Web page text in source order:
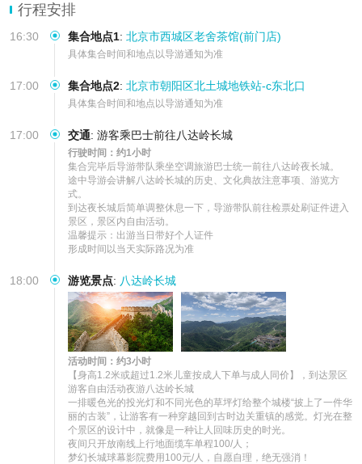
行程安排
16:30 集合地点1: 北京市西城区老舍茶馆(前门店)
具体集合时间和地点以导游通知为准
17:00 集合地点2: 北京市朝阳区北土城地铁站-c东北口
具体集合时间和地点以导游通知为准
17:00 交通: 游客乘巴士前往八达岭长城
行驶时间：约1小时
集合完毕后导游带队乘坐空调旅游巴士统一前往八达岭夜长城。
途中导游会讲解八达岭长城的历史、文化典故注意事项、游览方
式。
到达夜长城后简单调整休息一下，导游带队前往检票处刷证件进入
景区，景区内自由活动。
温馨提示：出游当日带好个人证件
形成时间以当天实际路况为准
18:00 游览景点: 八达岭长城
活动时间：约3小时
【身高1.2米或超过1.2米儿童按成人下单与成人同价】，到达景区
游客自由活动夜游八达岭长城
一排暖色光的投光灯和不同光色的草坪灯给整个城楼“披上了一件华
丽的古装”，让游客有一种穿越回到古时边关重镇的感觉。灯光在整
个景区的设计中，就像是一种让人回味历史的时光。
夜间只开放南线上行地面缆车单程100/人；
梦幻长城球幕影院费用100元/人，自愿自理，绝无强消！